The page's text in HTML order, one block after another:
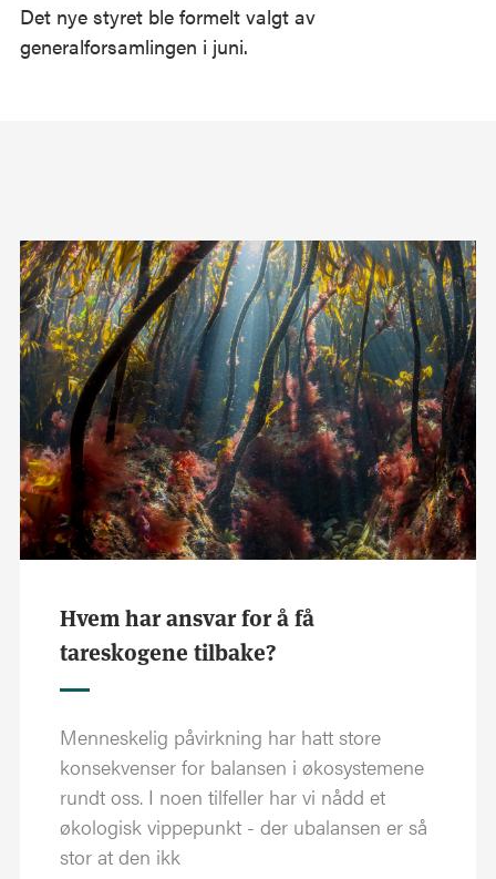
Det nye styret ble formelt valgt av
generalforsamlingen i juni.
Hvem har ansvar for å få
tareskogene tilbake?
Menneskelig påvirkning har hatt store
konsekvenser for balansen i økosystemene
rundt oss. I noen tilfeller har vi nådd et
økologisk vippepunkt - der ubalansen er så
stor at den ikk